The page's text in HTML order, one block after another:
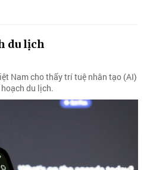
du lịch
Nam cho thấy trí tuệ nhân tạo (AI)
du lịch.